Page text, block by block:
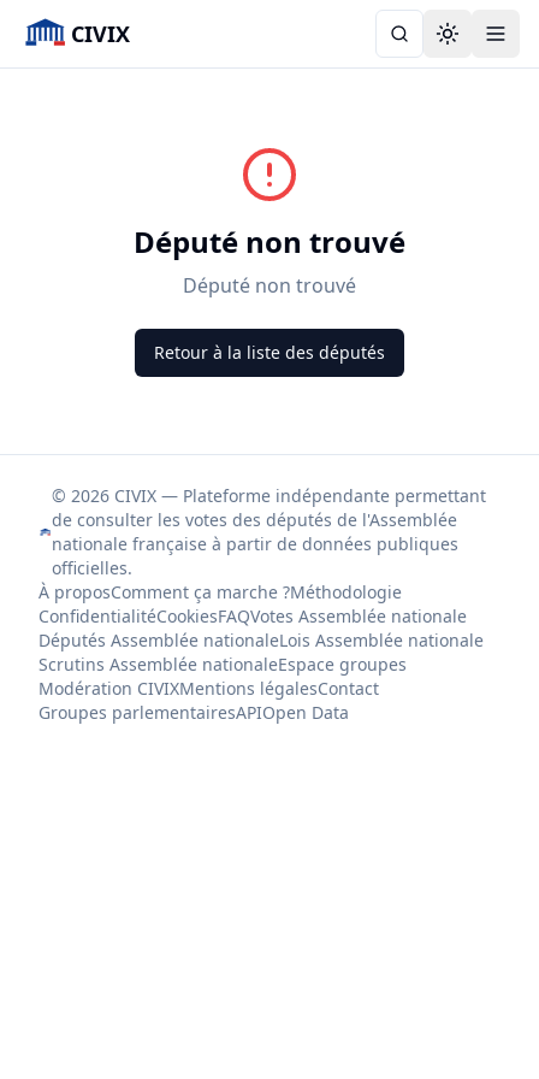
CIVIX Toggle
Député non trouvé
Député non trouvé
Retour à la liste des députés
© 2026 CIVIX — Plateforme indépendante permettant
de consulter les votes des députés de l'Assemblée
nationale française à partir de données publiques
officielles.
À proposComment ça marche ?Méthodologie
ConfidentialitéCookiesFAQVotes Assemblée nationale
Députés Assemblée nationaleLois Assemblée nationale
Scrutins Assemblée nationaleEspace groupes
Modération CIVIXMentions légalesContact
Groupes parlementairesAPIOpen Data